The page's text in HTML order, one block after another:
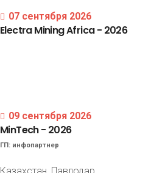
07 сентября 2026
ElectraMiningAfrica- 2026
09 сентября 2026
MinTech- 2026
ГП: инфопартнер